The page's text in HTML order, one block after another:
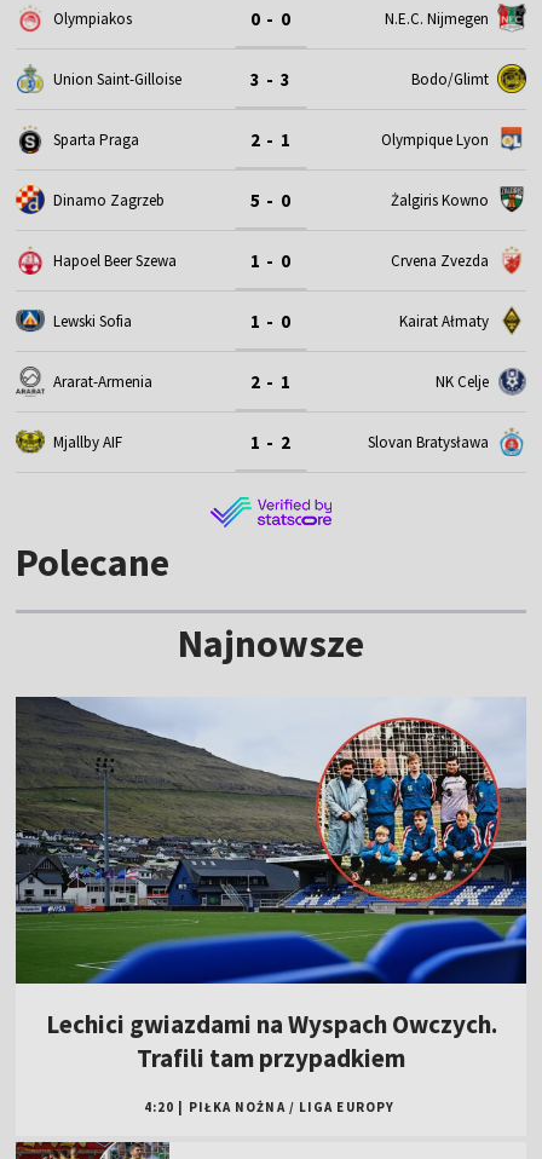
Olympiakos 0 - 0 N.E.C. Nijmegen
Union Saint-Gilloise 3 - 3 Bodo/Glimt
Sparta Praga 2 - 1 Olympique Lyon
Dinamo Zagrzeb 5 - 0 Żalgiris Kowno
Hapoel Beer Szewa 1 - 0 Crvena Zvezda
Lewski Sofia 1 - 0 Kairat Ałmaty
Ararat-Armenia 2 - 1 NK Celje
Mjallby AIF 1 - 2 Slovan Bratysława
Polecane
Najnowsze
Lechici gwiazdami na Wyspach Owczych.
Trafili tam przypadkiem
4:20 PIŁKA NOŻNA / LIGA EUROPY